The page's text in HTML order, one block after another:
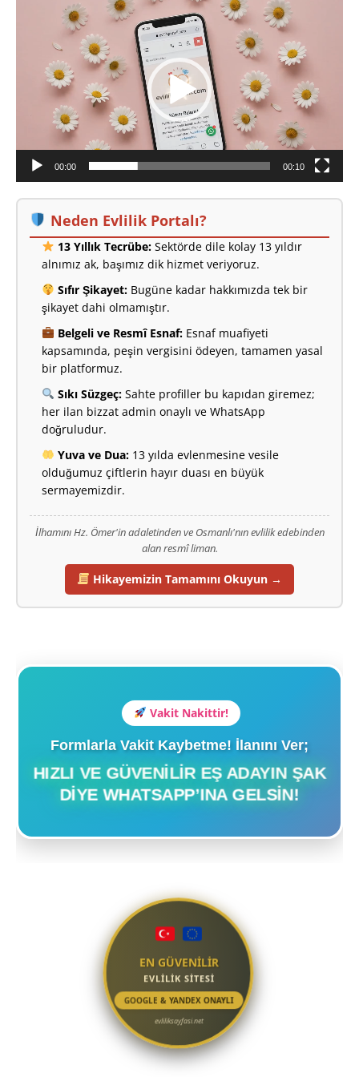
00:00 00:10
Neden Evlilik Portalı?
13 Yıllık Tecrübe:Sektörde dile kolay 13 yıldır
alnımız ak, başımız dik hizmet veriyoruz.
Sıfır Şikayet:Bugüne kadar hakkımızda tek bir
şikayet dahi olmamıştır.
Belgeli ve Resmî Esnaf:Esnaf muafiyeti
kapsamında, peşin vergisini ödeyen, tamamen yasal
bir platformuz.
Sıkı Süzgeç:Sahte profiller bu kapıdan giremez;
her ilan bizzat admin onaylı ve WhatsApp
doğruludur.
Yuva ve Dua:13 yılda evlenmesine vesile
olduğumuz çiftlerin hayır duası en büyük
sermayemizdir.
İlhamını Hz. Ömer'in adaletinden ve Osmanlı'nın evlilik edebinden
alan resmî liman.
Hikayemizin Tamamını Okuyun →
Vakit Nakittir!
Formlarla Vakit Kaybetme! İlanını Ver;
HIZLI VE GÜVENILIR EŞ ADAYIN ŞAK
DIYE WHATSAPP’INA GELSIN!
EN GÜVENİLİR
EVLİLİK SİTESİ
GOOGLE & YANDEX ONAYLI
evliliksayfasi.net